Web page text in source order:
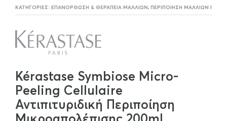
ΚΑΤΗΓΟΡΊΕΣ: ΕΠΑΝΌΡΘΩΣΗ & ΘΕΡΑΠΕΊΑ ΜΑΛΛΙΏΝ , ΠΕΡΙΠΟΊΗΣΗ ΜΑΛΛΊΩΝ
Kérastase Symbiose Micro-
Peeling Cellulaire
Αντιπιτυριδική Περιποίηση